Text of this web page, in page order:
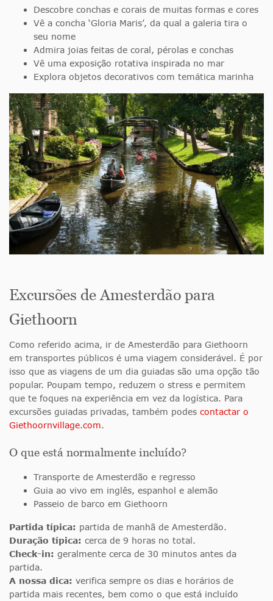
Descobre conchas e corais de muitas formas e cores
Vê a concha ‘Gloria Maris’, da qual a galeria tira o
seu nome
Admira joias feitas de coral, pérolas e conchas
Vê uma exposição rotativa inspirada no mar
Explora objetos decorativos com temática marinha
Excursões de Amesterdão para
Giethoorn
Como referido acima, ir de Amesterdão para Giethoorn
em transportes públicos é uma viagem considerável. É por
isso que as viagens de um dia guiadas são uma opção tão
popular. Poupam tempo, reduzem o stress e permitem
que te foques na experiência em vez da logística. Para
excursões guiadas privadas, também podes contactar o
Giethoornvillage.com.
O que está normalmente incluído?
Transporte de Amesterdão e regresso
Guia ao vivo em inglês, espanhol e alemão
Passeio de barco em Giethoorn
Partida típica: partida de manhã de Amesterdão.
Duração típica: cerca de 9 horas no total.
Check-in: geralmente cerca de 30 minutos antes da
partida.
A nossa dica: verifica sempre os dias e horários de
partida mais recentes, bem como o que está incluído